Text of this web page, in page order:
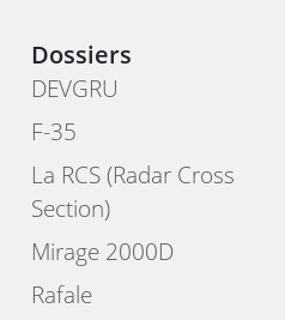
Dossiers
DEVGRU
F-35
La RCS (Radar Cross
Section)
Mirage 2000D
Rafale